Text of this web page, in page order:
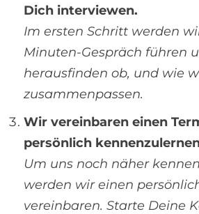
Dich interviewen.
Im ersten Schritt werden
Minuten-Gespräch führen
herausfinden ob, und wie
zusammenpassen.
Wir vereinbaren einen
persönlich
Um uns noch näher
werden wir einen
vereinbaren. Starte Deine